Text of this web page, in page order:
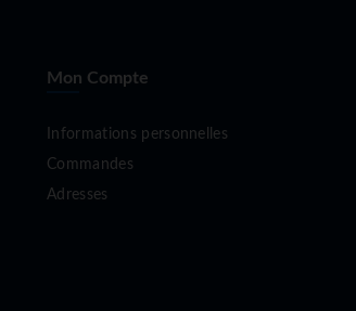
Mon Compte
Informations personnelles
Commandes
Adresses